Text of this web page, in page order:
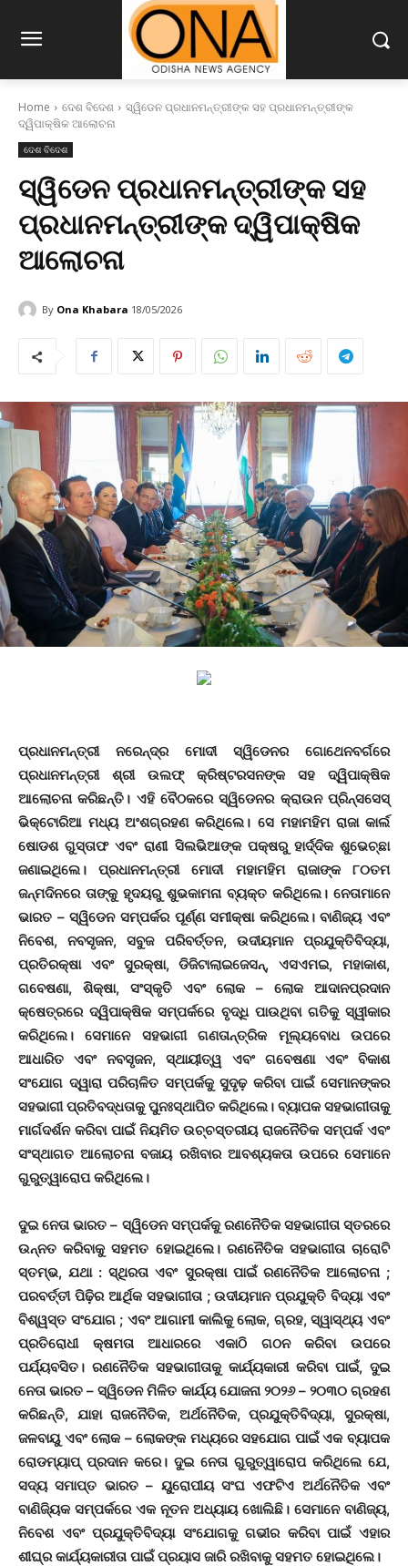
Home ଦେଶ ବିଦେଶ
ସ୍ୱିଡେନ ପ୍ରଧାନମନ୍ତ୍ରୀଙ୍କ ସହ ପ୍ରଧାନମନ୍ତ୍ରୀଙ୍କ
ଦ୍ୱିପାକ୍ଷିକ ଆଲୋଚନା
ଦେଶ ବିଦେଶ
ସ୍ୱିଡେନ ପ୍ରଧାନମନ୍ତ୍ରୀଙ୍କ ସହ
ପ୍ରଧାନମନ୍ତ୍ରୀଙ୍କ ଦ୍ୱିପାକ୍ଷିକ
ଆଲୋଚନା
By Ona Khabara 18/05/2026
ପ୍ରଧାନମନ୍ତ୍ରୀ ନରେନ୍ଦ୍ର ମୋଦୀ ସ୍ୱିଡେନର ଗୋଥେନବର୍ଗରେ
ପ୍ରଧାନମନ୍ତ୍ରୀ ଶ୍ରୀ ଉଲଫ୍ କ୍ରିଷ୍ଟରସନଙ୍କ ସହ ଦ୍ୱିପାକ୍ଷିକ
ଆଲୋଚନା କରିଛନ୍ତି। ଏହି ବୈଠକରେ ସ୍ୱିଡେନର କ୍ରାଉନ ପ୍ରିନ୍ସସେସ୍
ଭିକ୍ଟୋରିଆ ମଧ୍ୟ ଅଂଶଗ୍ରହଣ କରିଥିଲେ। ସେ ମହାମହିମ ରାଜା କାର୍ଲ
ଷୋଡଶ ଗୁସ୍ତାଫ ଏବଂ ରାଣୀ ସିଲଭିଆଙ୍କ ପକ୍ଷରୁ ହାର୍ଦ୍ଦିକ ଶୁଭେଚ୍ଛା
ଜଣାଇଥିଲେ। ପ୍ରଧାନମନ୍ତ୍ରୀ ମୋଦୀ ମହାମହିମ ରାଜାଙ୍କ ୮୦ତମ
ଜନ୍ମଦିନରେ ତାଙ୍କୁ ହୃଦୟରୁ ଶୁଭକାମନା ବ୍ୟକ୍ତ କରିଥିଲେ। ନେତାମାନେ
ଭାରତ – ସ୍ୱିଡେନ ସମ୍ପର୍କର ପୂର୍ଣ୍ଣ ସମୀକ୍ଷା କରିଥିଲେ। ବାଣିଜ୍ୟ ଏବଂ
ନିବେଶ, ନବସୃଜନ, ସବୁଜ ପରିବର୍ତ୍ତନ, ଉଦୀୟମାନ ପ୍ରଯୁକ୍ତିବିଦ୍ୟା,
ପ୍ରତିରକ୍ଷା ଏବଂ ସୁରକ୍ଷା, ଡିଜିଟାଲାଇଜେସନ୍, ଏସଏମଇ, ମହାକାଶ,
ଗବେଷଣା, ଶିକ୍ଷା, ସଂସ୍କୃତି ଏବଂ ଲୋକ – ଲୋକ ଆଦାନପ୍ରଦାନ
କ୍ଷେତ୍ରରେ ଦ୍ୱିପାକ୍ଷିକ ସମ୍ପର୍କରେ ବୃଦ୍ଧି ପାଉଥିବା ଗତିକୁ ସ୍ୱୀକାର
କରିଥିଲେ। ସେମାନେ ସହଭାଗୀ ଗଣତାନ୍ତ୍ରିକ ମୂଲ୍ୟବୋଧ ଉପରେ
ଆଧାରିତ ଏବଂ ନବସୃଜନ, ସ୍ଥାୟୀତ୍ୱ ଏବଂ ଗବେଷଣା ଏବଂ ବିକାଶ
ସଂଯୋଗ ଦ୍ୱାରା ପରିଚାଳିତ ସମ୍ପର୍କକୁ ସୁଦୃଢ଼ କରିବା ପାଇଁ ସେମାନଙ୍କର
ସହଭାଗୀ ପ୍ରତିବଦ୍ଧତାକୁ ପୁନଃସ୍ଥାପିତ କରିଥିଲେ। ବ୍ୟାପକ ସହଭାଗୀତାକୁ
ମାର୍ଗଦର୍ଶନ କରିବା ପାଇଁ ନିୟମିତ ଉଚ୍ଚସ୍ତରୀୟ ରାଜନୈତିକ ସମ୍ପର୍କ ଏବଂ
ସଂସ୍ଥାଗତ ଆଲୋଚନା ବଜାୟ ରଖିବାର ଆବଶ୍ୟକତା ଉପରେ ସେମାନେ
ଗୁରୁତ୍ୱାରୋପ କରିଥିଲେ।
ଦୁଇ ନେତା ଭାରତ – ସ୍ୱିଡେନ ସମ୍ପର୍କକୁ ରଣନୈତିକ ସହଭାଗୀତା ସ୍ତରରେ
ଉନ୍ନତ କରିବାକୁ ସହମତ ହୋଇଥିଲେ। ରଣନୈତିକ ସହଭାଗୀତା ଚାରୋଟି
ସ୍ତମ୍ଭ, ଯଥା : ସ୍ଥିରତା ଏବଂ ସୁରକ୍ଷା ପାଇଁ ରଣନୈତିକ ଆଲୋଚନା ;
ପରବର୍ତ୍ତୀ ପିଢ଼ିର ଆର୍ଥିକ ସହଭାଗୀତା ; ଉଦୀୟମାନ ପ୍ରଯୁକ୍ତି ବିଦ୍ୟା ଏବଂ
ବିଶ୍ୱସ୍ତ ସଂଯୋଗ ; ଏବଂ ଆଗାମୀ କାଲିକୁ ଲୋକ, ଗ୍ରହ, ସ୍ୱାସ୍ଥ୍ୟ ଏବଂ
ପ୍ରତିରୋଧୀ କ୍ଷମତା ଆଧାରରେ ଏକାଠି ଗଠନ କରିବା ଉପରେ
ପର୍ଯ୍ୟବସିତ। ରଣନୈତିକ ସହଭାଗୀତାକୁ କାର୍ଯ୍ୟକାରୀ କରିବା ପାଇଁ, ଦୁଇ
ନେତା ଭାରତ – ସ୍ୱିଡେନ ମିଳିତ କାର୍ଯ୍ୟ ଯୋଜନା ୨୦୨୬ – ୨୦୩୦ ଗ୍ରହଣ
କରିଛନ୍ତି, ଯାହା ରାଜନୈତିକ, ଅର୍ଥନୈତିକ, ପ୍ରଯୁକ୍ତିବିଦ୍ୟା, ସୁରକ୍ଷା,
ଜଳବାୟୁ ଏବଂ ଲୋକ – ଲୋକଙ୍କ ମଧ୍ୟରେ ସହଯୋଗ ପାଇଁ ଏକ ବ୍ୟାପକ
ରୋଡମ୍ୟାପ୍ ପ୍ରଦାନ କରେ। ଦୁଇ ନେତା ଗୁରୁତ୍ୱାରୋପ କରିଥିଲେ ଯେ,
ସଦ୍ୟ ସମାପ୍ତ ଭାରତ – ୟୁରୋପୀୟ ସଂଘ ଏଫଟିଏ ଅର୍ଥନୈତିକ ଏବଂ
ବାଣିଜ୍ୟିକ ସମ୍ପର୍କରେ ଏକ ନୂତନ ଅଧ୍ୟାୟ ଖୋଲିଛି। ସେମାନେ ବାଣିଜ୍ୟ,
ନିବେଶ ଏବଂ ପ୍ରଯୁକ୍ତିବିଦ୍ୟା ସଂଯୋଗକୁ ଗଭୀର କରିବା ପାଇଁ ଏହାର
ଶୀଘ୍ର କାର୍ଯ୍ୟକାରୀତା ପାଇଁ ପ୍ରୟାସ ଜାରି ରଖିବାକୁ ସହମତ ହୋଇଥିଲେ।